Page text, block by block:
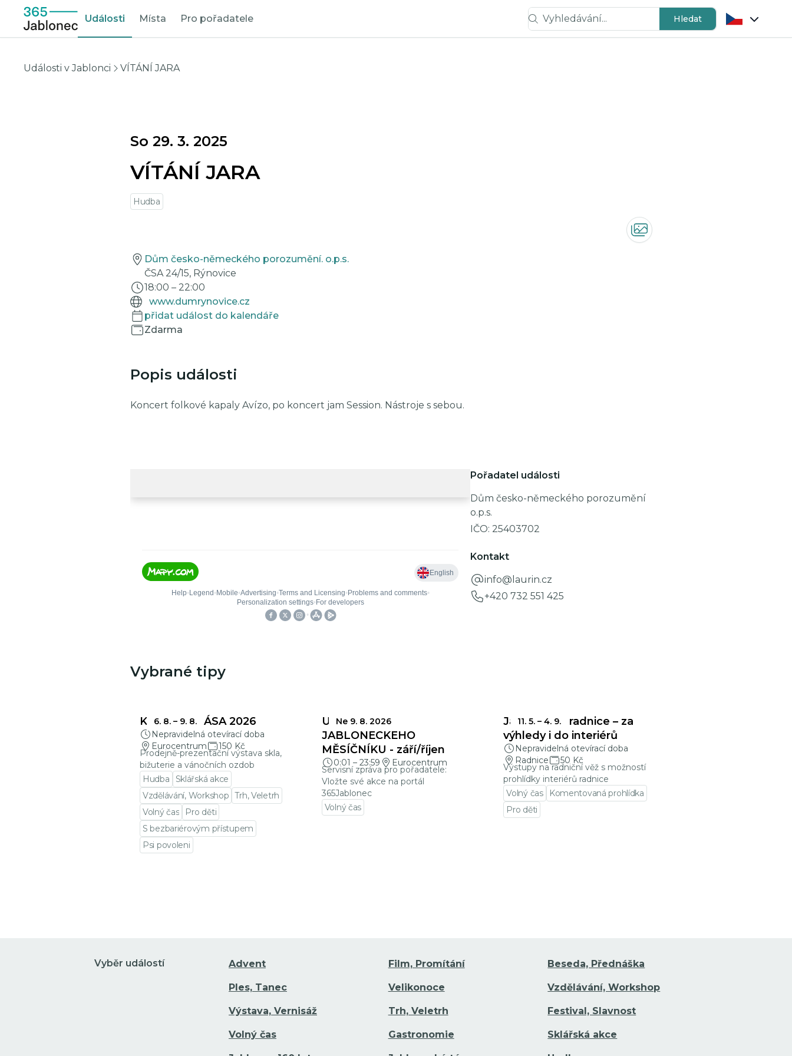
Události Místa Pro pořadatele
Vyhledávání...
Hledat
Události v Jablonci VÍTÁNÍ JARA
So 29. 3. 2025
VÍTÁNÍ JARA
Hudba
Dům česko-německého porozumění. o.p.s.
ČSA 24/15, Rýnovice
18:00 – 22:00
www.dumrynovice.cz
přidat událost do kalendáře
Zdarma
Popis události
Koncert folkové kapaly Avízo, po koncert jam Session. Nástroje s sebou.
Pořadatel události
Dům česko-německého porozumění
o.p.s.
IČO: 25403702
Kontakt
info@laurin.cz
+420 732 551 425
Vybrané tipy
6. 8. – 9. 8.
KŘEHKÁ KRÁSA 2026
Nepravidelná otevírací doba
Eurocentrum
150 Kč
Prodejně-prezentační výstava skla,
bižuterie a vánočních ozdob
Hudba
Sklářská akce
Vzdělávání, Workshop Trh, Veletrh
Volný čas
Pro děti
S bezbariérovým přístupem
Psi povoleni
Ne 9. 8. 2026
UZÁVĚRKY
JABLONECKÉHO
MĚSÍČNÍKU - září/říjen
0:01 – 23:59 Eurocentrum
Servisní zpráva pro pořadatele:
Vložte své akce na portál
365Jablonec
Volný čas
11. 5. – 4. 9.
Jablonecká radnice – za
výhledy i do interiérů
Nepravidelná otevírací doba
Radnice
50 Kč
Výstupy na radniční věž s možností
prohlídky interiérů radnice
Volný čas
Komentovaná prohlídka
Pro děti
Vyběr událostí Advent Film, Promítání Beseda, Přednáška
Ples, Tanec Velikonoce Vzdělávání, Workshop
Výstava, Vernisáž Trh, Veletrh Festival, Slavnost
Volný čas Gastronomie Sklářská akce